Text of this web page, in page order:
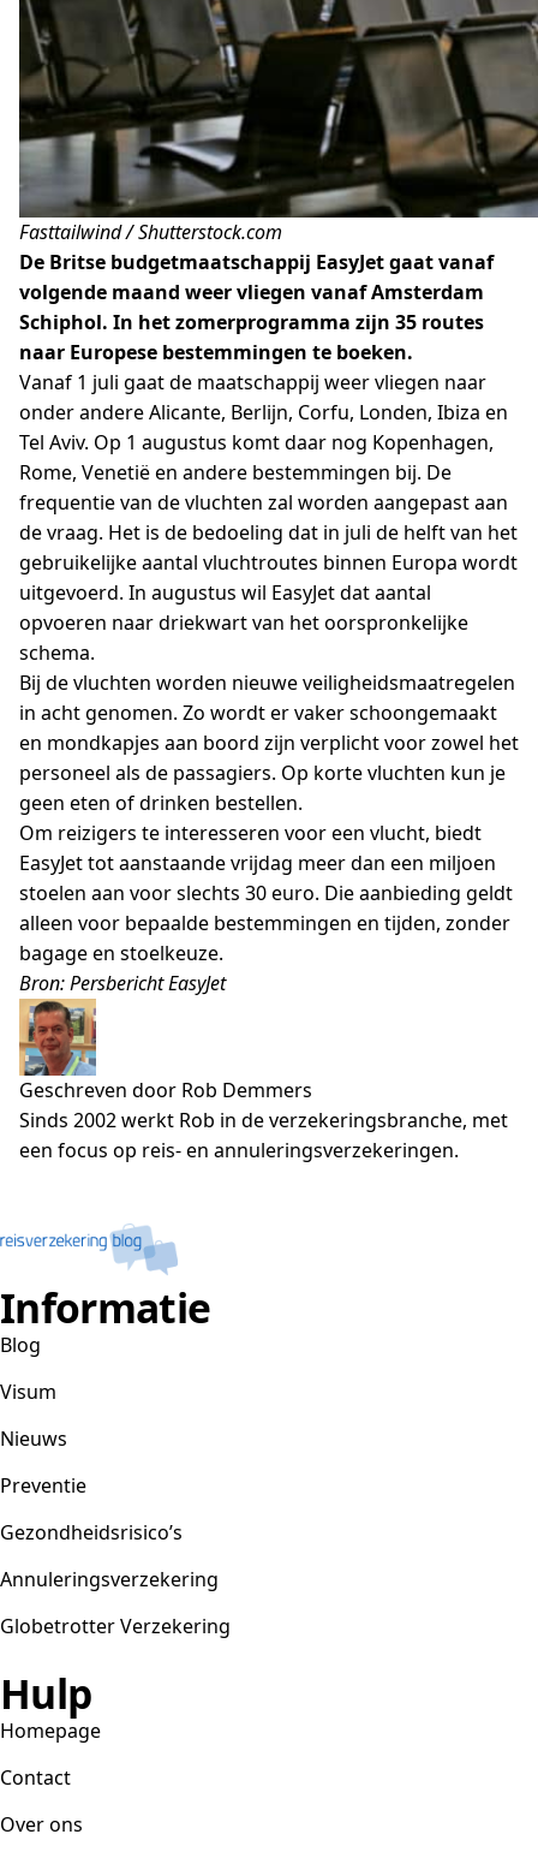
Fasttailwind / Shutterstock.com
De Britse budgetmaatschappij EasyJet gaat vanaf
volgende maand weer vliegen vanaf Amsterdam
Schiphol. In het zomerprogramma zijn 35 routes
naar Europese bestemmingen te boeken.
Vanaf 1 juli gaat de maatschappij weer vliegen naar
onder andere Alicante, Berlijn, Corfu, Londen, Ibiza en
Tel Aviv. Op 1 augustus komt daar nog Kopenhagen,
Rome, Venetië en andere bestemmingen bij. De
frequentie van de vluchten zal worden aangepast aan
de vraag. Het is de bedoeling dat in juli de helft van het
gebruikelijke aantal vluchtroutes binnen Europa wordt
uitgevoerd. In augustus wil EasyJet dat aantal
opvoeren naar driekwart van het oorspronkelijke
schema.
Bij de vluchten worden nieuwe veiligheidsmaatregelen
in acht genomen. Zo wordt er vaker schoongemaakt
en mondkapjes aan boord zijn verplicht voor zowel het
personeel als de passagiers. Op korte vluchten kun je
geen eten of drinken bestellen.
Om reizigers te interesseren voor een vlucht, biedt
EasyJet tot aanstaande vrijdag meer dan een miljoen
stoelen aan voor slechts 30 euro. Die aanbieding geldt
alleen voor bepaalde bestemmingen en tijden, zonder
bagage en stoelkeuze.
Bron: Persbericht EasyJet
Geschreven door Rob Demmers
Sinds 2002 werkt Rob in de verzekeringsbranche, met
een focus op reis- en annuleringsverzekeringen.
Informatie
Blog
Visum
Nieuws
Preventie
Gezondheidsrisico’s
Annuleringsverzekering
Globetrotter Verzekering
Hulp
Homepage
Contact
Over ons